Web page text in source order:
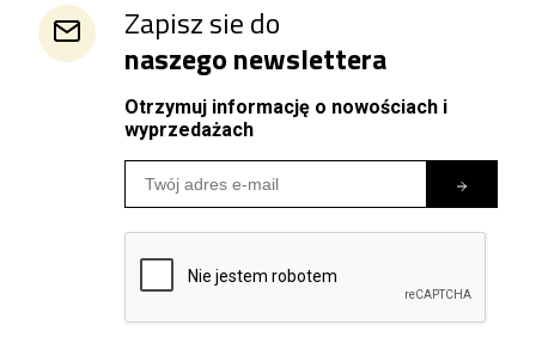
Zapisz sie do
naszego newslettera
Otrzymuj informację o nowościach i
wyprzedażach